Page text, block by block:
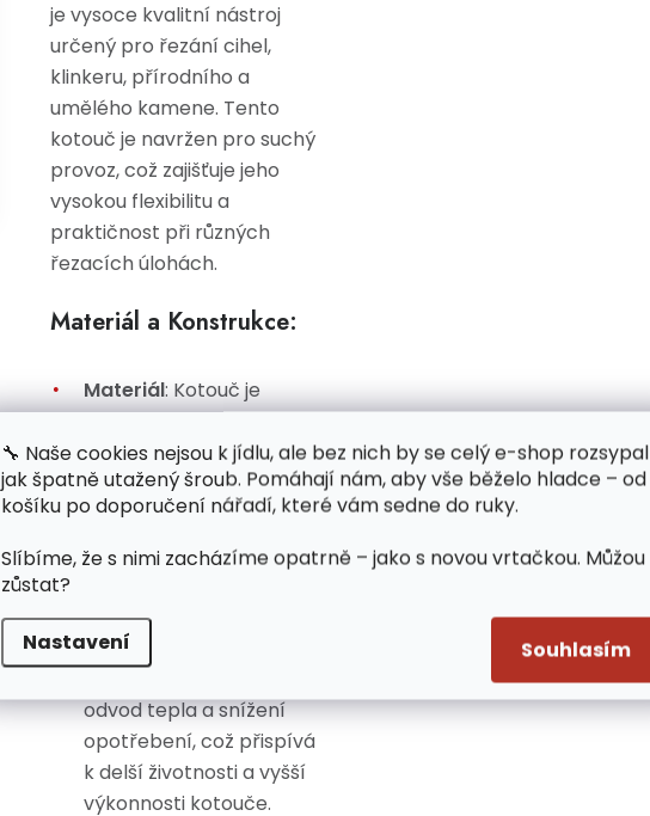
🔧 Naše cookies nejsou k jídlu, ale bez nich by se celý e-shop rozsypal
jak špatně utažený šroub. Pomáhají nám, aby vše běželo hladce – od
košíku po doporučení nářadí, které vám sedne do ruky.
Slíbíme, že s nimi zacházíme opatrně – jako s novou vrtačkou. Můžou
zůstat?
Nastavení Souhlasím
je vysoce kvalitní nástroj
určený pro řezání cihel,
klinkeru, přírodního a
umělého kamene. Tento
kotouč je navržen pro suchý
provoz, což zajišťuje jeho
vysokou flexibilitu a
praktičnost při různých
řezacích úlohách.
Materiál a Konstrukce:
Materiál: Kotouč je
vyroben z vysoce
kvalitních diamantových
částic, které zajišťují
efektivní a přesné
řezání tvrdých
Konstrukce
Segmentový design
odvod tepla a snížení
opotřebení, což přispívá
k delší životnosti a vyšší
výkonnosti kotouče.